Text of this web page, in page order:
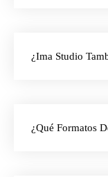
¿Ima Studio
¿Qué Formatos